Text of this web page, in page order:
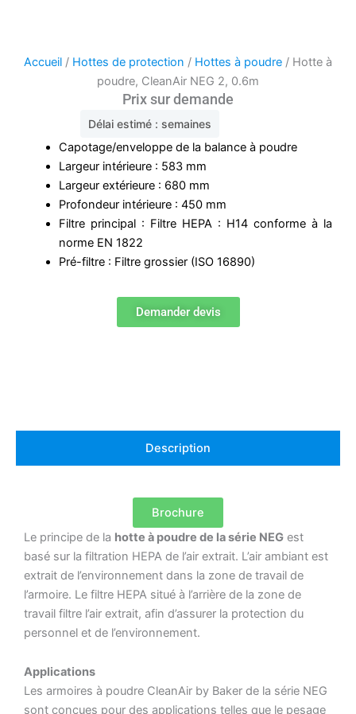
Accueil / Hottes de protection / Hottes à poudre / Hotte à
poudre, CleanAir NEG 2, 0.6m
Prix sur demande
Délai estimé : semaines
Capotage/enveloppe de la balance à poudre
Largeur intérieure : 583 mm
Largeur extérieure : 680 mm
Profondeur intérieure : 450 mm
Filtre principal : Filtre HEPA : H14 conforme à la
norme EN 1822
Pré-filtre : Filtre grossier (ISO 16890)
Demander devis
Description
Brochure
Le principe de la hotte à poudre de la série NEG est
basé sur la filtration HEPA de l’air extrait. L’air ambiant est
extrait de l’environnement dans la zone de travail de
l’armoire. Le filtre HEPA situé à l’arrière de la zone de
travail filtre l’air extrait, afin d’assurer la protection du
personnel et de l’environnement.
Applications
Les armoires à poudre CleanAir by Baker de la série NEG
sont conçues pour des applications telles que le pesage